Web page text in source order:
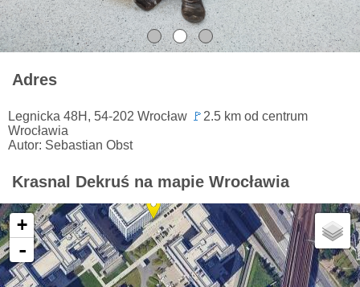
Adres
Legnicka 48H, 54-202 Wrocław 🚩 2.5 km od centrum
Wrocławia
Autor: Sebastian Obst
Krasnal Dekruś na mapie Wrocławia
+
-